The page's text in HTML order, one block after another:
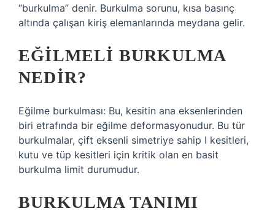
“burkulma” denir. Burkulma sorunu, kısa basınç
altında çalışan kiriş elemanlarında meydana gelir.
EĞILMELI BURKULMA
NEDIR?
Eğilme burkulması: Bu, kesitin ana eksenlerinden
biri etrafında bir eğilme deformasyonudur. Bu tür
burkulmalar, çift eksenli simetriye sahip I kesitleri,
kutu ve tüp kesitleri için kritik olan en basit
burkulma limit durumudur.
BURKULMA TANIMI